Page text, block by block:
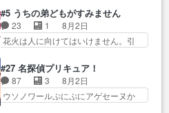
モヤする別れ方だ… 役で出演さ
せていただきました！よろしく
お… 毎クールメインヒロインを
好きになっちゃう…
ひ… 互いが互いのことを想って
いるのにすれ違っ… 第５話をｄ
アニメストアで視聴しました。
練習したい〟と言… 本当この作
品は「キャラ」を活かすのがう
ま… みずかちゃんの介入で双子
の仲にヒビが………
ラスの弁償は求められた… 逡巡
を振り切ってみんなに謝ったララの
思い… 仕事に馴染めない辺り観
ていて苦しいところ… ララちゃ
い… ララと茉里とで初のアルバ
イト。七転八倒し… 労働するプ
リンセスえらい。プリンセスの
#5 うちの弟どもがすみません
23 1
8月2日
花火は人に向けてはいけません。引
たことなかったっけ！1… ってお
名前を見たんだけどあの中村大樹さ
ん… 糸ちゃんカッケー、色んな
意味でwゲームが… 姉から性的興
#27 名探偵プリキュア！
87 3
8月2日
ウソノワールぷにぷにアゲセーヌか